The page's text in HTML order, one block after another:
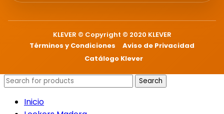
KLEVER © Copyright © 2020 KLEVER
Términos y Condiciones
Aviso de Privacidad
Catálogo Klever
Search
Inicio